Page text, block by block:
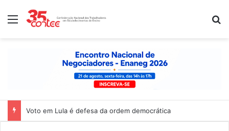
Menu
Voto em Lula é defesa da ordem democrática